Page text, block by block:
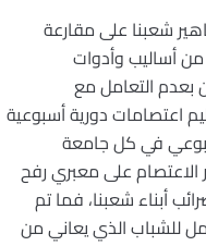
شعبنا على مقارعة
أساليب وأدوات
بعدم التعامل مع
اعتصامات دورية أسبوعية
في كل جامعة
الاعتصام على معبري رفح
أبناء شعبنا، فما تم
للشباب الذي يعاني من